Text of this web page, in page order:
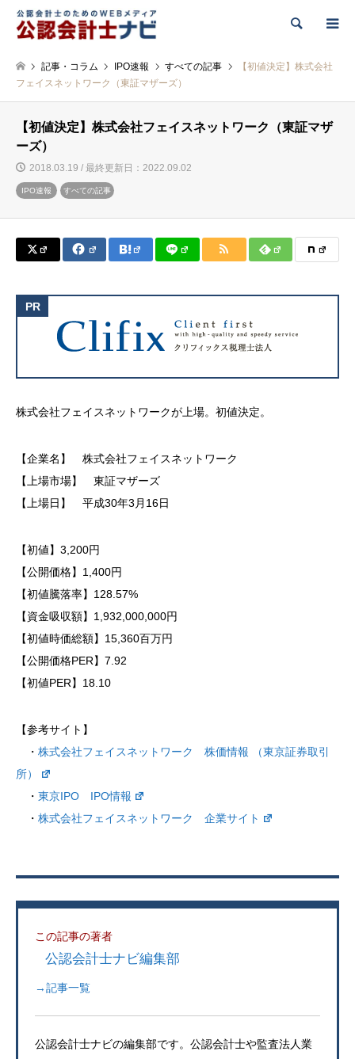
検索
記事・コラム IPO速報 すべての記事
【初値決定】株式会社
フェイスネットワーク（東証マザーズ）
【初値決定】株式会社フェイスネットワーク（東証マザ
ーズ）
2018.03.19 / 最終更新日：2022.09.02
IPO速報 すべての記事
株式会社フェイスネットワークが上場。初値決定。
【企業名】 株式会社フェイスネットワーク
【上場市場】 東証マザーズ
【上場日】 平成30年3月16日
【初値】3,200円
【公開価格】1,400円
【初値騰落率】128.57%
【資金吸収額】1,932,000,000円
【初値時価総額】15,360百万円
【公開価格PER】7.92
【初値PER】18.10
【参考サイト】
・ 株式会社フェイスネットワーク 株価情報 （東京証券取引
所）
・ 東京IPO IPO情報
・ 株式会社フェイスネットワーク 企業サイト
この記事の著者
公認会計士ナビ編集部
→記事一覧
公認会計士ナビの編集部です。公認会計士や監査法人業